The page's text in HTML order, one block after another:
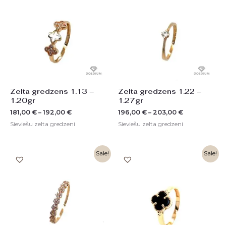
Zelta gredzens 1.13 –
1.20gr
181,00 € – 192,00 €
Sieviešu zelta gredzeni
Zelta gredzens 1.22 –
1.27gr
196,00 € – 203,00 €
Sieviešu zelta gredzeni
Sale! Sale!